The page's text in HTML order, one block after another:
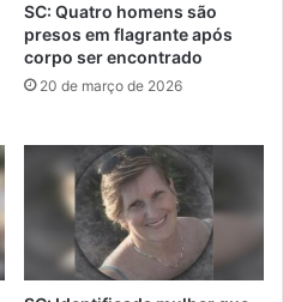
SC: Quatro homens são
presos em flagrante após
corpo ser encontrado
20 de março de 2026